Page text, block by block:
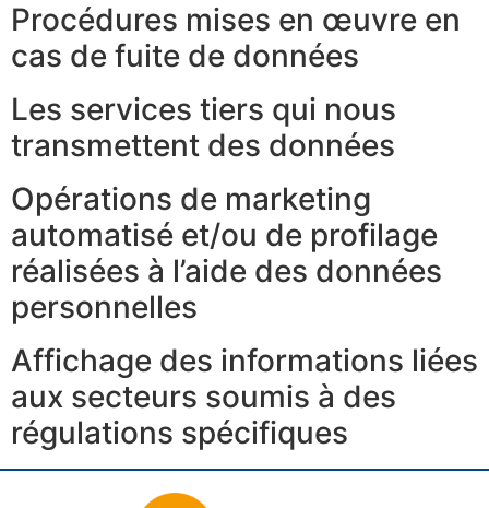
Procédures mises en œuvre en
cas de fuite de données
Les services tiers qui nous
transmettent des données
Opérations de marketing
automatisé et/ou de profilage
réalisées à l’aide des données
personnelles
Affichage des informations liées
aux secteurs soumis à des
régulations spécifiques